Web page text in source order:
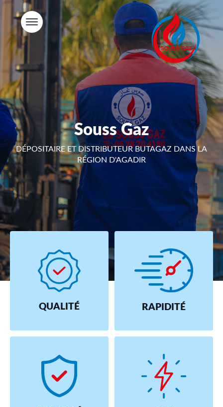
Souss Gaz
DÉPOSITAIRE ET DISTRIBUTEUR BUTAGAZ DANS LA
RÉGION D'AGADIR
QUALITÉ RAPIDITÉ